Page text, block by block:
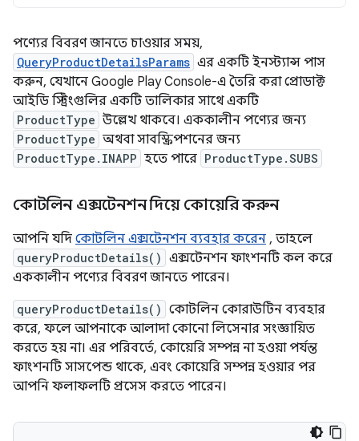
পণ্যের বিবরণ জানতে চাওয়ার সময়,
QueryProductDetailsParams এর একটি ইনস্ট্যান্স পাস
করুন, যেখানে Google Play Console-এ তৈরি করা প্রোডাক্ট
আইডি স্ট্রিংগুলির একটি তালিকার সাথে একটি
ProductType উল্লেখ থাকবে। এককালীন পণ্যের জন্য
ProductType অথবা সাবস্ক্রিপশনের জন্য
ProductType.INAPP হতে পারে ProductType.SUBS
কোটলিন এক্সটেনশন দিয়ে কোয়েরি করুন
আপনি যদি কোটলিন এক্সটেনশন ব্যবহার করেন , তাহলে
queryProductDetails() এক্সটেনশন ফাংশনটি কল করে
এককালীন পণ্যের বিবরণ জানতে পারেন।
queryProductDetails() কোটলিন কোরাউটিন ব্যবহার
করে, ফলে আপনাকে আলাদা কোনো লিসেনার সংজ্ঞায়িত
করতে হয় না। এর পরিবর্তে, কোয়েরি সম্পন্ন না হওয়া পর্যন্ত
ফাংশনটি সাসপেন্ড থাকে, এবং কোয়েরি সম্পন্ন হওয়ার পর
আপনি ফলাফলটি প্রসেস করতে পারেন।